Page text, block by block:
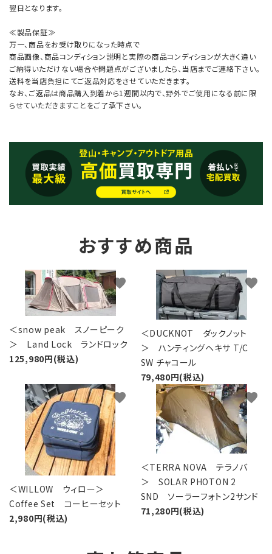
翌日となります。
≪製品保証≫
万一、商品をお受け取りになった時点で
商品画像、商品コンディション説明と実際の商品コンディションが大きく違い
ご納得いただけない場合や問題点がございましたら、当店までご連絡下さい。
送料を当店負担にてご返品対応をさせていただきます。
なお、ご返品は商品購入到着から1週間以内で、野外でご使用になる前に限
らせていただきますことをご了承下さい。
おすすめ商品
＜snow peak スノーピーク
＞ Land Lock ランドロック
125,980円(税込)
favorite
＜DUCKNOT ダックノット
＞ ハンティングヘキサ T/C
SW チャコール
79,480円(税込)
favorite
＜WILLOW ウィロー＞
Coffee Set コーヒーセット
2,980円(税込)
favorite
＜TERRA NOVA テラノバ
＞ SOLAR PHOTON 2
SND ソーラーフォトン2サンド
71,280円(税込)
favorite